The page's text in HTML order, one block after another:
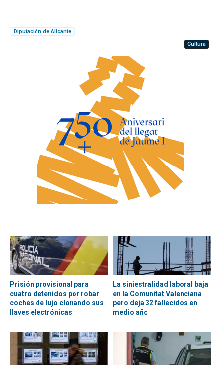
Diputación de Alicante
Cultura
Prisión provisional para
cuatro detenidos por robar
coches de lujo clonando sus
llaves electrónicas
La siniestralidad laboral baja
en la Comunitat Valenciana
pero deja 32 fallecidos en
medio año